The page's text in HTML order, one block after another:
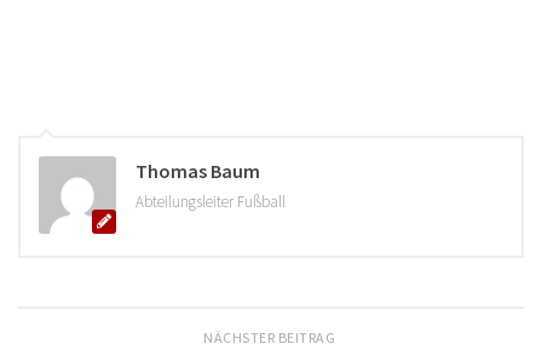
Thomas Baum
Abteilungsleiter Fußball
NÄCHSTER BEITRAG